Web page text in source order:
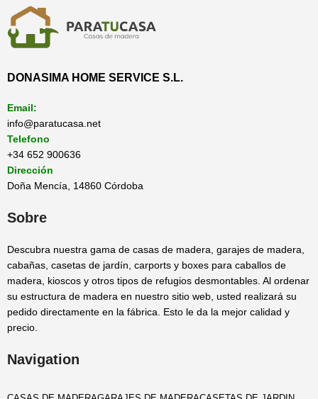
DONASIMA HOME SERVICE S.L.
Email:
info@paratucasa.net
Telefono
+34 652 900636
Dirección
Doña Mencía, 14860 Córdoba
Sobre
Descubra nuestra gama de casas de madera, garajes de madera,
cabañas, casetas de jardín, carports y boxes para caballos de
madera, kioscos y otros tipos de refugios desmontables. Al ordenar
su estructura de madera en nuestro sitio web, usted realizará su
pedido directamente en la fábrica. Esto le da la mejor calidad y
precio.
Navigation